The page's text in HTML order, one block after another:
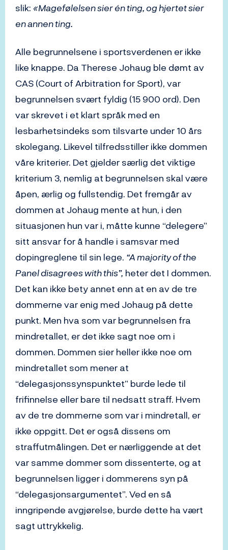
slik: «Magefølelsen sier én ting, og hjertet sier
en annen ting.
Alle begrunnelsene i sportsverdenen er ikke
like knappe. Da Therese Johaug ble dømt av
CAS (Court of Arbitration for Sport), var
begrunnelsen svært fyldig (15 900 ord). Den
var skrevet i et klart språk med en
lesbarhetsindeks som tilsvarte under 10 års
skolegang. Likevel tilfredsstiller ikke dommen
våre kriterier. Det gjelder særlig det viktige
kriterium 3, nemlig at begrunnelsen skal være
åpen, ærlig og fullstendig. Det fremgår av
dommen at Johaug mente at hun, i den
situasjonen hun var i, måtte kunne “delegere”
sitt ansvar for å handle i samsvar med
dopingreglene til sin lege. “A majority of the
Panel disagrees with this”, heter det I dommen.
Det kan ikke bety annet enn at en av de tre
dommerne var enig med Johaug på dette
punkt. Men hva som var begrunnelsen fra
mindretallet, er det ikke sagt noe om i
dommen. Dommen sier heller ikke noe om
mindretallet som mener at
“delegasjonssynspunktet” burde lede til
frifinnelse eller bare til nedsatt straff. Hvem
av de tre dommerne som var i mindretall, er
ikke oppgitt. Det er også dissens om
straffutmålingen. Det er nærliggende at det
var samme dommer som dissenterte, og at
begrunnelsen ligger i dommerens syn på
“delegasjonsargumentet”. Ved en så
inngripende avgjørelse, burde dette ha vært
sagt uttrykkelig.